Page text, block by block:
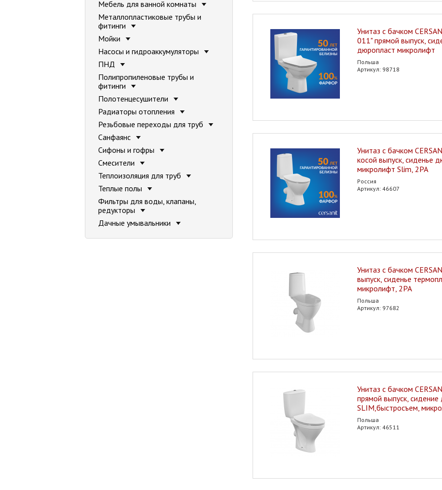
Унитаз с бачком
011" прямой выпуск,
дюропласт микролифт
Польша
Артикул: 98718
Унитаз с бачком
косой выпуск, сиденье
микролифт Slim, 2РА
Россия
Артикул: 46607
Унитаз с бачком
выпуск, сиденье
микролифт, 2РА
Польша
Артикул: 97682
Унитаз с бачком
прямой выпуск,
SLIM,быстросъем,
Польша
Артикул: 46511
Мебель для ванной комнаты
Металлопластиковые трубы и
фитинги
Мойки
Насосы и гидроаккумуляторы
ПНД
Полипропиленовые трубы и
фитинги
Полотенцесушители
Радиаторы отопления
Резьбовые переходы для труб
Санфаянс
Сифоны и гофры
Смесители
Теплоизоляция для труб
Теплые полы
Фильтры для воды, клапаны,
редукторы
Дачные умывальники